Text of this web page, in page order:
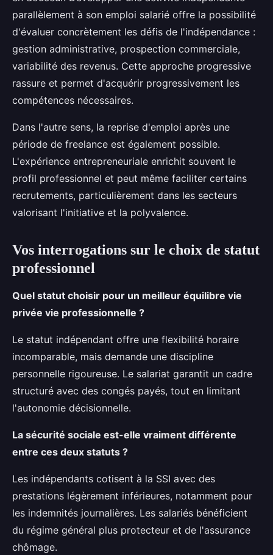
parallèlement à son emploi salarié offre la possibilité
d'évaluer concrètement les défis de l'indépendance :
gestion administrative, prospection commerciale,
variabilité des revenus. Cette approche progressive
rassure et permet d'acquérir progressivement les
compétences nécessaires.
Dans l'autre sens, la reprise d'emploi après une
période de freelance est également possible.
L'expérience entrepreneuriale enrichit souvent le
profil professionnel et peut même faciliter certains
recrutements, particulièrement dans les secteurs
valorisant l'initiative et la polyvalence.
Vos interrogations sur le choix de statut
professionnel
Quel statut choisir pour un meilleur équilibre vie
privée vie professionnelle ?
Le statut indépendant offre une flexibilité horaire
incomparable, mais demande une discipline
personnelle rigoureuse. Le salariat garantit un cadre
structuré avec des congés payés, tout en limitant
l'autonomie décisionnelle.
La sécurité sociale est-elle vraiment différente
entre ces deux statuts ?
Les indépendants cotisent à la SSI avec des
prestations légèrement inférieures, notamment pour
les indemnités journalières. Les salariés bénéficient
du régime général plus protecteur et de l'assurance
chômage.